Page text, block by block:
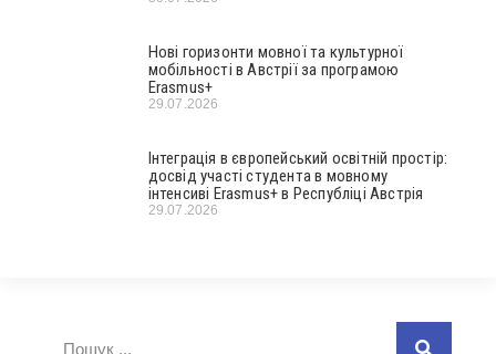
Нові горизонти мовної та культурної
мобільності в Австрії за програмою
Erasmus+
29.07.2026
Інтеграція в європейський освітній простір:
досвід участі студента в мовному
інтенсиві Erasmus+ в Республіці Австрія
29.07.2026